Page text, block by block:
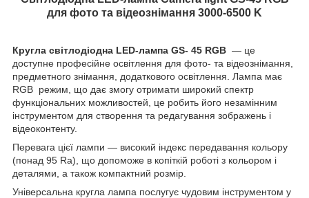
для фото та відеознімання 3000-6500 K
Кругла світлодіодна LED-лампа GS- 45 RGB — це
доступне професійне освітлення для фото- та відеознімання,
предметного знімання, додаткового освітлення. Лампа має
RGB режим, що дає змогу отримати широкий спектр
функціональних можливостей, це робить його незамінним
інструментом для створення та редагування зображень і
відеоконтенту.
Перевага цієї лампи — високий індекс передавання кольору
(понад 95 Ra), що допоможе в копіткій роботі з кольором і
деталями, а також компактний розмір.
Універсальна кругла лампа послугує чудовим інструментом у